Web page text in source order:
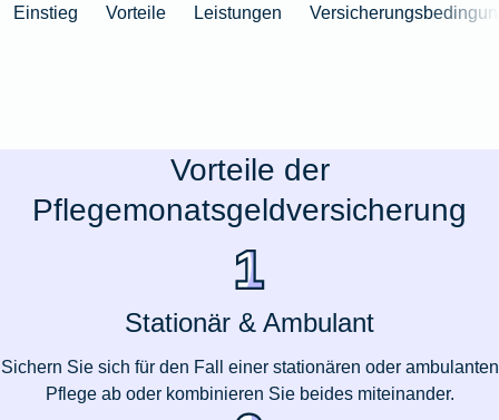
Einstieg Vorteile Leistungen
Vorteile der
Pflegemonatsgeldversicherung
Stationär & Ambulant
Sichern Sie sich für den Fall einer stationären oder ambulanten
Pflege ab oder kombinieren Sie beides miteinander.